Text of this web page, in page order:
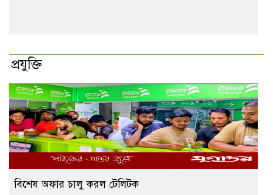
প্রযুক্তি
বিশেষ অফার চালু করল টেলিটক